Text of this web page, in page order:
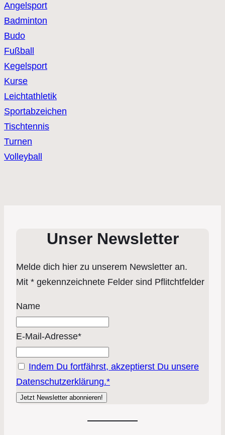
Angelsport
Badminton
Budo
Fußball
Kegelsport
Kurse
Leichtathletik
Sportabzeichen
Tischtennis
Turnen
Volleyball
Unser Newsletter
Melde dich hier zu unserem Newsletter an.
Mit * gekennzeichnete Felder sind Pflitchtfelder
Name
E-Mail-Adresse*
Indem Du fortfährst, akzeptierst Du unsere
Datenschutzerklärung.*